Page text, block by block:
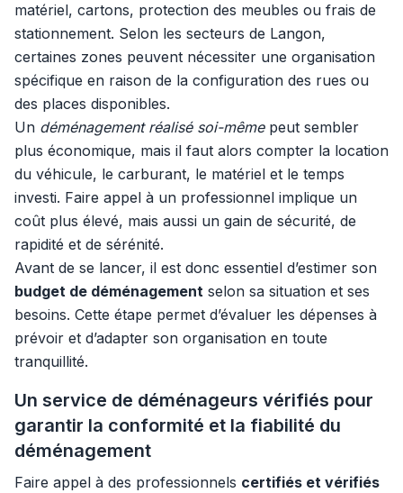
matériel, cartons, protection des meubles ou frais de
stationnement. Selon les secteurs de Langon,
certaines zones peuvent nécessiter une organisation
spécifique en raison de la configuration des rues ou
des places disponibles.
Un déménagement réalisé soi-mêmepeut sembler
plus économique, mais il faut alors compter la location
du véhicule, le carburant, le matériel et le temps
investi. Faire appel à un professionnel implique un
coût plus élevé, mais aussi un gain de sécurité, de
rapidité et de sérénité.
Avant de se lancer, il est donc essentiel d’estimer son
budget de déménagement selon sa situation et ses
besoins. Cette étape permet d’évaluer les dépenses à
prévoir et d’adapter son organisation en toute
tranquillité.
Un service de déménageurs vérifiés pour
garantir la conformité et la fiabilité du
déménagement
Faire appel à des professionnels certifiés et vérifiés